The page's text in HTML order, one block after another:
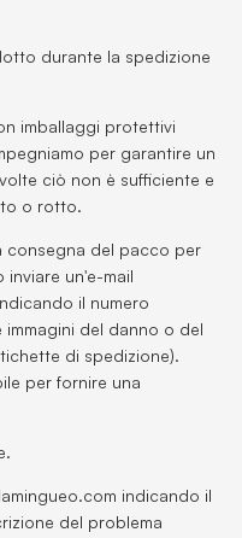
durante la spedizione
imballaggi protettivi
per garantire un
ciò non è sufficiente e
o rotto.
consegna del pacco per
inviare un'e-mail
il numero
del danno o del
di spedizione).
per fornire una
indicando il
del problema